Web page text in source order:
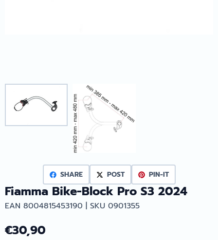
SHARE POST PIN-IT
Fiamma Bike-Block Pro S3 2024
EAN 8004815453190 | SKU 0901355
€30,90